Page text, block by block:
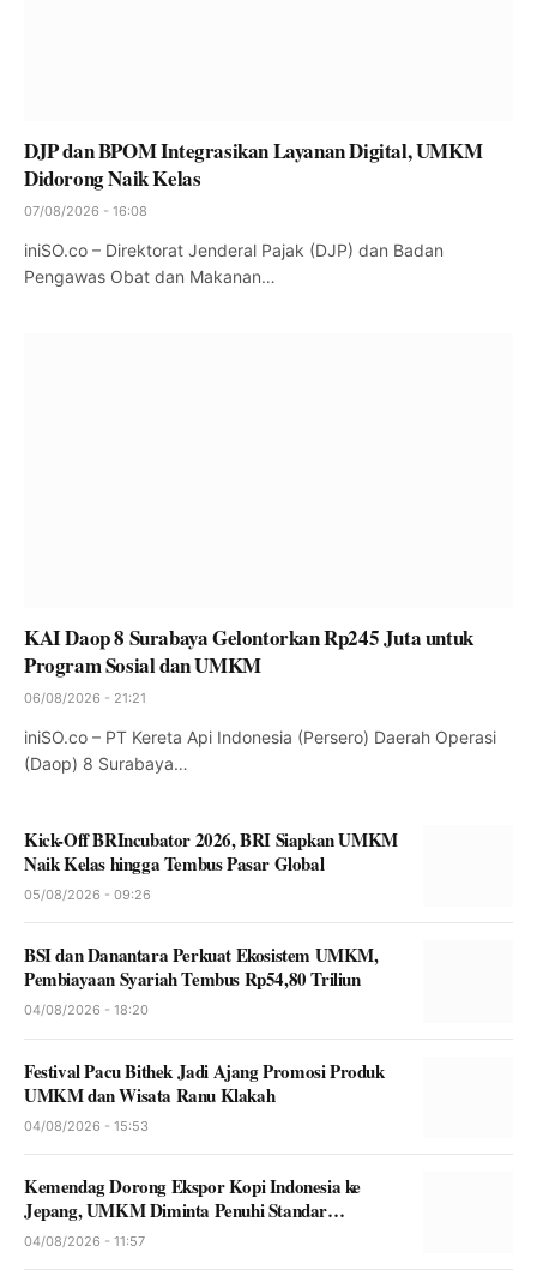
DJP dan BPOM Integrasikan Layanan Digital, UMKM
Didorong Naik Kelas
07/08/2026 - 16:08
iniSO.co – Direktorat Jenderal Pajak (DJP) dan Badan
Pengawas Obat dan Makanan…
KAI Daop 8 Surabaya Gelontorkan Rp245 Juta untuk
Program Sosial dan UMKM
06/08/2026 - 21:21
iniSO.co – PT Kereta Api Indonesia (Persero) Daerah Operasi
(Daop) 8 Surabaya…
Kick-Off BRIncubator 2026, BRI Siapkan UMKM
Naik Kelas hingga Tembus Pasar Global
05/08/2026 - 09:26
BSI dan Danantara Perkuat Ekosistem UMKM,
Pembiayaan Syariah Tembus Rp54,80 Triliun
04/08/2026 - 18:20
Festival Pacu Bithek Jadi Ajang Promosi Produk
UMKM dan Wisata Ranu Klakah
04/08/2026 - 15:53
Kemendag Dorong Ekspor Kopi Indonesia ke
Jepang, UMKM Diminta Penuhi Standar
Internasional
04/08/2026 - 11:57